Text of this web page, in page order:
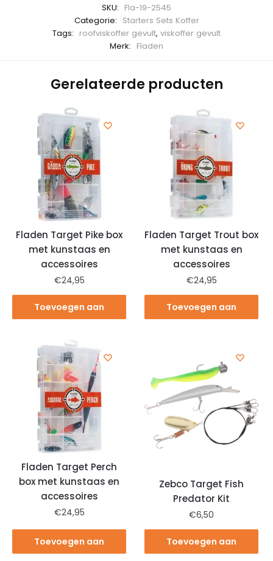
SKU: Fla-19-2545
Categorie: Starters Sets Koffer
Tags: roofviskoffer gevult, viskoffer gevult
Merk: Fladen
Gerelateerde producten
Fladen Target Pike box
met kunstaas en
accessoires
€24,95
Toevoegen aan
Fladen Target Trout box
met kunstaas en
accessoires
€24,95
Toevoegen aan
Fladen Target Perch
box met kunstaas en
accessoires
€24,95
Toevoegen aan
Zebco Target Fish
Predator Kit
€6,50
Toevoegen aan